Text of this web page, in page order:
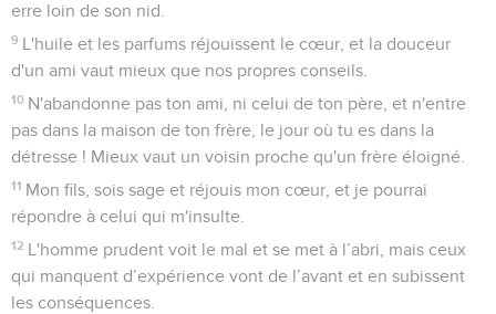
erre loin de son nid.
9 L'huile et les parfums réjouissent le cœur, et la douceur
d'un ami vaut mieux que nos propres conseils.
10 N'abandonne pas ton ami, ni celui de ton père, et n'entre
pas dans la maison de ton frère, le jour où tu es dans la
détresse ! Mieux vaut un voisin proche qu'un frère éloigné.
11 Mon fils, sois sage et réjouis mon cœur, et je pourrai
répondre à celui qui m'insulte.
12 L'homme prudent voit le mal et se met à l’abri, mais ceux
qui manquent d’expérience vont de l’avant et en subissent
les conséquences.